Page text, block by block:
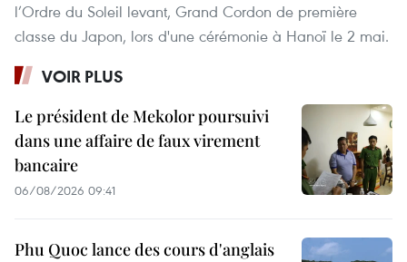
l’Ordre du Soleil levant, Grand Cordon de première
classe du Japon, lors d'une cérémonie à Hanoï le 2 mai.
VOIR PLUS
Le président de Mekolor poursuivi
dans une affaire de faux virement
bancaire
06/08/2026 09:41
Phu Quoc lance des cours d'anglais